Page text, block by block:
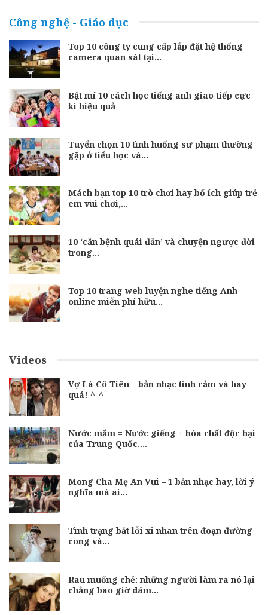
Công nghệ - Giáo dục
Top 10 công ty cung cấp lắp đặt hệ thống
camera quan sát tại…
Bật mí 10 cách học tiếng anh giao tiếp cực
kì hiệu quả
Tuyển chọn 10 tình huống sư phạm thường
gặp ở tiểu học và…
Mách bạn top 10 trò chơi hay bổ ích giúp trẻ
em vui chơi,…
10 ‘căn bệnh quái đản’ và chuyện ngược đời
trong…
Top 10 trang web luyện nghe tiếng Anh
online miễn phí hữu…
Videos
Vợ Là Cô Tiên – bản nhạc tình cảm và hay
quá! ^_^
Nước mắm = Nước giếng + hóa chất độc hại
của Trung Quốc.…
Mong Cha Mẹ An Vui – 1 bản nhạc hay, lời ý
nghĩa mà ai…
Tình trạng bắt lỗi xi nhan trên đoạn đường
cong và…
Rau muống chẻ: những người làm ra nó lại
chẳng bao giờ dám…